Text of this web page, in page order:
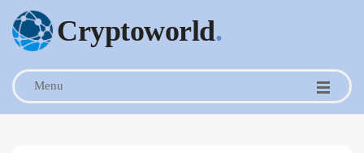
Cryptoworld.
Menu